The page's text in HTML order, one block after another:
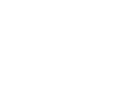
سیاست در یک جنایت مرموز؛
قتل مداح معروف چیست؟